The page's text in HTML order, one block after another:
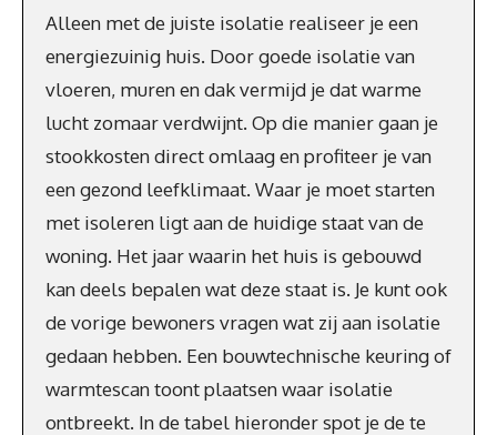
Alleen met de juiste isolatie realiseer je een
energiezuinig huis. Door goede isolatie van
vloeren, muren en dak vermijd je dat warme
lucht zomaar verdwijnt. Op die manier gaan je
stookkosten direct omlaag en profiteer je van
een gezond leefklimaat. Waar je moet starten
met isoleren ligt aan de huidige staat van de
woning. Het jaar waarin het huis is gebouwd
kan deels bepalen wat deze staat is. Je kunt ook
de vorige bewoners vragen wat zij aan isolatie
gedaan hebben. Een bouwtechnische keuring of
warmtescan toont plaatsen waar isolatie
ontbreekt. In de tabel hieronder spot je de te